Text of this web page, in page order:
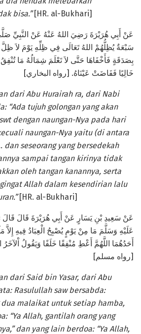
bisa.”[HR. al-Bukhari]
عَنْ أَبِي هُرَيْرَةَ رَضِيَ اللهُ عَنْهُ عَنْ النَّبِيِّ
سَبْعَةٌ يُظِلُّهُمْ اللهُ تَعَالَى فِي ظِلِّهِ يَوْمَ لاَ
بِصَدَقَةٍ فَأَخْفَاهَا حَتَّى لاَ تَعْلَمَ شِمَالُهُ مَا
خَالِيًا فَفَاضَتْ عَيْنَاهُ. [رواه البخاري]
dari Abu Hurairah ra, dari Nabi
“Ada tujuh golongan yang akan
dengan naungan-Nya pada hari
naungan-Nya yaitu (di antara
seseorang yang bersedekah
sampai tangan kirinya tidak
oleh tangan kanannya, serta
Allah dalam kesendirian lalu
[HR. al-Bukhari]
عَنْ سَعِيدِ بْنِ يَسَارٍ عَنْ أَبِي هُرَيْرَةَ قَالَ قَالَ
عَلَيْهِ وَسَلَّمَ مَا مِنْ يَوْمٍ يُصْبِحُ الْعِبَادُ فِيهِ إِلاَّ
أَحَدُهُمَا اللَّهُمَّ أَعْطِ مُنْفِقًا خَلَفًا وَيَقُولُ
[رواه مسلم]
dari Said bin Yasar, dari Abu
Rasulullah saw bersabda:
dua malaikat untuk setiap hamba,
“Ya Allah, gantilah orang yang
dan yang lain berdoa: “Ya Allah,